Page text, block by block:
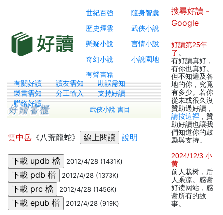
世紀百強
隨身智囊
歷史煙雲
武俠小說
懸疑小說
言情小說
奇幻小說
小說園地
有聲書籍
有關好讀 讀友需知
勘誤需知
製書需知
分工輸入
支持好讀
聯絡好讀
武俠小說 書目
雲中岳 《八荒龍蛇》 說明
2012/4/28 (1431K)
2012/4/28 (1373K)
2012/4/28 (1456K)
2012/4/28 (919K)
搜尋好讀 -
Google
好讀第25年
了 。
有好讀真好，
有你也真好。
但不知遍及各
地的你，究竟
有多少。若你
從未或很久沒
贊助過好讀，
請按這裡 ，贊
助好讀也讓我
們知道你的鼓
勵與支持。
2024/12/3 小
黄
前人栽树，后
人乘凉。感谢
好读网站，感
谢所有的故
事。